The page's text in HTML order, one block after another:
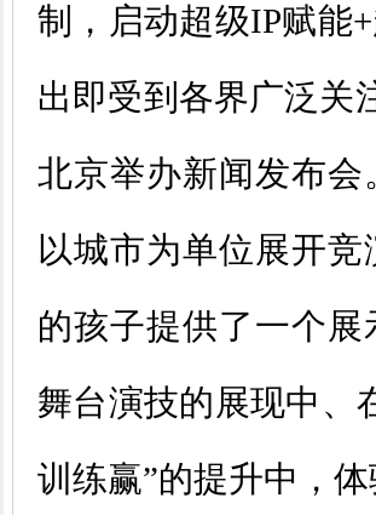
制，启动超级IP赋能
出即受到各界广泛关
北京举办新闻发布会
以城市为单位展开
的孩子提供了一个
舞台演技的展现中、
训练赢”的提升中，